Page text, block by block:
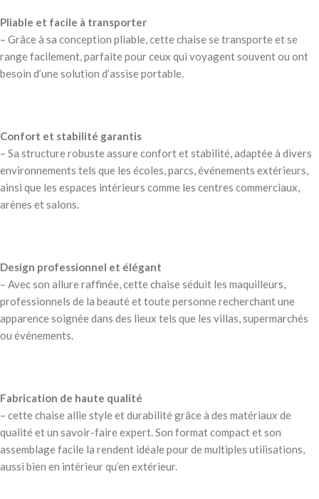
Pliable et facile à transporter
– Grâce à sa conception pliable, cette chaise se transporte et se
range facilement, parfaite pour ceux qui voyagent souvent ou ont
besoin d’une solution d’assise portable.
Confort et stabilité garantis
– Sa structure robuste assure confort et stabilité, adaptée à divers
environnements tels que les écoles, parcs, événements extérieurs,
ainsi que les espaces intérieurs comme les centres commerciaux,
arènes et salons.
Design professionnel et élégant
– Avec son allure raffinée, cette chaise séduit les maquilleurs,
professionnels de la beauté et toute personne recherchant une
apparence soignée dans des lieux tels que les villas, supermarchés
ou événements.
Fabrication de haute qualité
– cette chaise allie style et durabilité grâce à des matériaux de
qualité et un savoir-faire expert. Son format compact et son
assemblage facile la rendent idéale pour de multiples utilisations,
aussi bien en intérieur qu’en extérieur.